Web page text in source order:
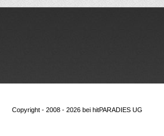
Copyright - 2008 - 2026 bei hitPARADIES UG